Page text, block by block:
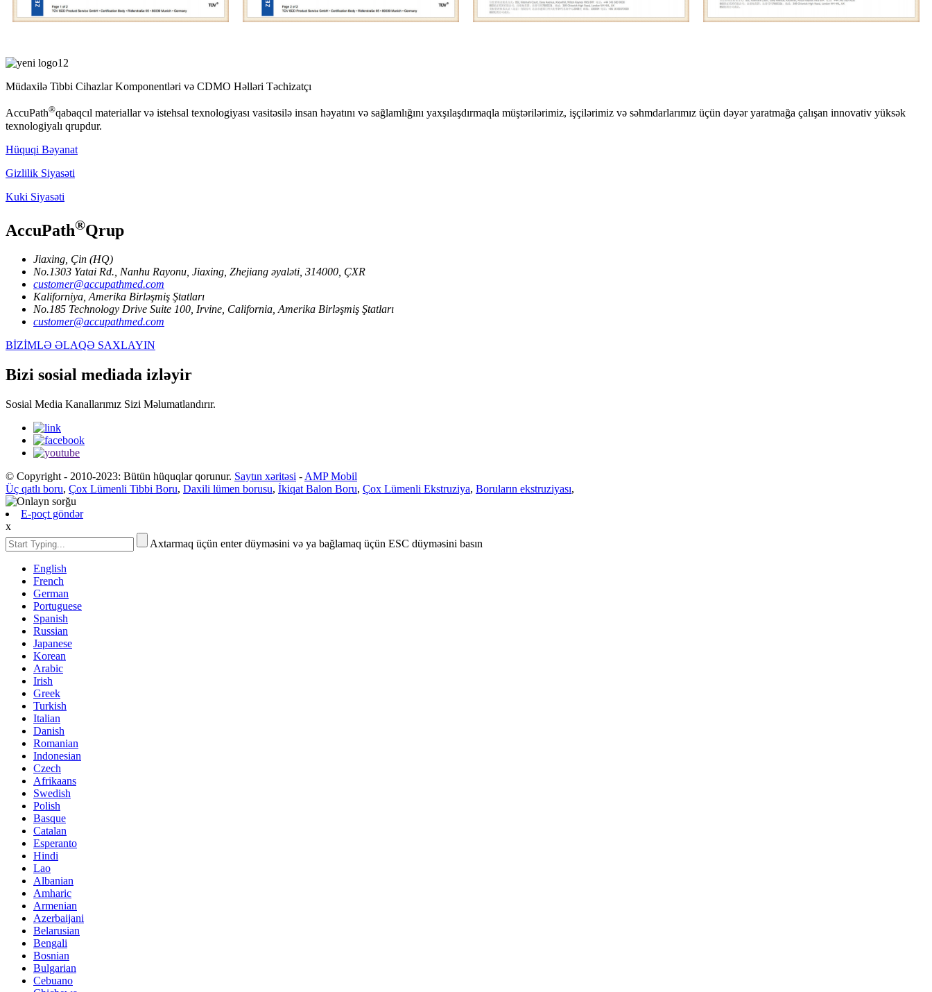
Müdaxilə Tibbi Cihazlar Komponentləri və CDMO Həlləri Təchizatçı
AccuPath®qabaqcıl materiallar və istehsal texnologiyası vasitəsilə insan həyatını və sağlamlığını yaxşılaşdırmaqla müştərilərimiz, işçilərimiz və səhmdarlarımız üçün dəyər yaratmağa çalışan innovativ yüksək
texnologiyalı qrupdur.
Hüquqi Bəyanat
Gizlilik Siyasəti
Kuki Siyasəti
AccuPath®Qrup
Jiaxing, Çin (HQ)
No.1303 Yatai Rd., Nanhu Rayonu, Jiaxing, Zhejiang əyaləti, 314000, ÇXR
customer@accupathmed.com
Kaliforniya, Amerika Birləşmiş Ştatları
No.185 Technology Drive Suite 100, Irvine, California, Amerika Birləşmiş Ştatları
customer@accupathmed.com
BİZİMLƏ ƏLAQƏ SAXLAYIN
Bizi sosial mediada izləyir
Sosial Media Kanallarımız Sizi Məlumatlandırır.
© Copyright - 2010-2023: Bütün hüquqlar qorunur. Saytın xəritəsi - AMP Mobil
Üç qatlı boru, Çox Lümenli Tibbi Boru, Daxili lümen borusu, İkiqat Balon Boru, Çox Lümenli Ekstruziya, Boruların ekstruziyası,
E-poçt göndər
x
Axtarmaq üçün enter düyməsini və ya bağlamaq üçün ESC düyməsini basın
English
French
German
Portuguese
Spanish
Russian
Japanese
Korean
Arabic
Irish
Greek
Turkish
Italian
Danish
Romanian
Indonesian
Czech
Afrikaans
Swedish
Polish
Basque
Catalan
Esperanto
Hindi
Lao
Albanian
Amharic
Armenian
Azerbaijani
Belarusian
Bengali
Bosnian
Bulgarian
Cebuano